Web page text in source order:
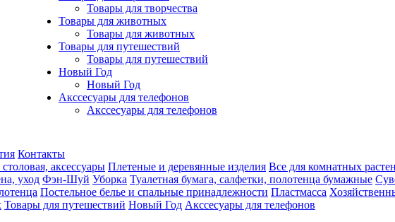
Товары для творчества
Товары для животных
Товары для животных
Товары для путешествий
Товары для путешествий
Новый Год
Новый Год
Акссесуары для телефонов
Акссесуары для телефонов
Контакты
аксессуары Плетеные и деревянные изделия Все для комнатных
уход Фэн-Шуй Уборка Туалетная бумага, салфетки, полотенца бумажные
Постельное белье и спальные принадлежности Пластмасса
Товары для путешествий Новый Год Акссесуары для телефонов